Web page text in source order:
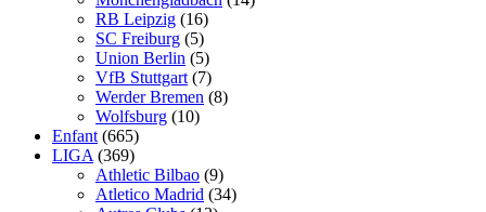
RB Leipzig (16)
SC Freiburg (5)
Union Berlin (5)
VfB Stuttgart (7)
Werder Bremen (8)
Wolfsburg (10)
Enfant (665)
LIGA (369)
Athletic Bilbao (9)
Atletico Madrid (34)